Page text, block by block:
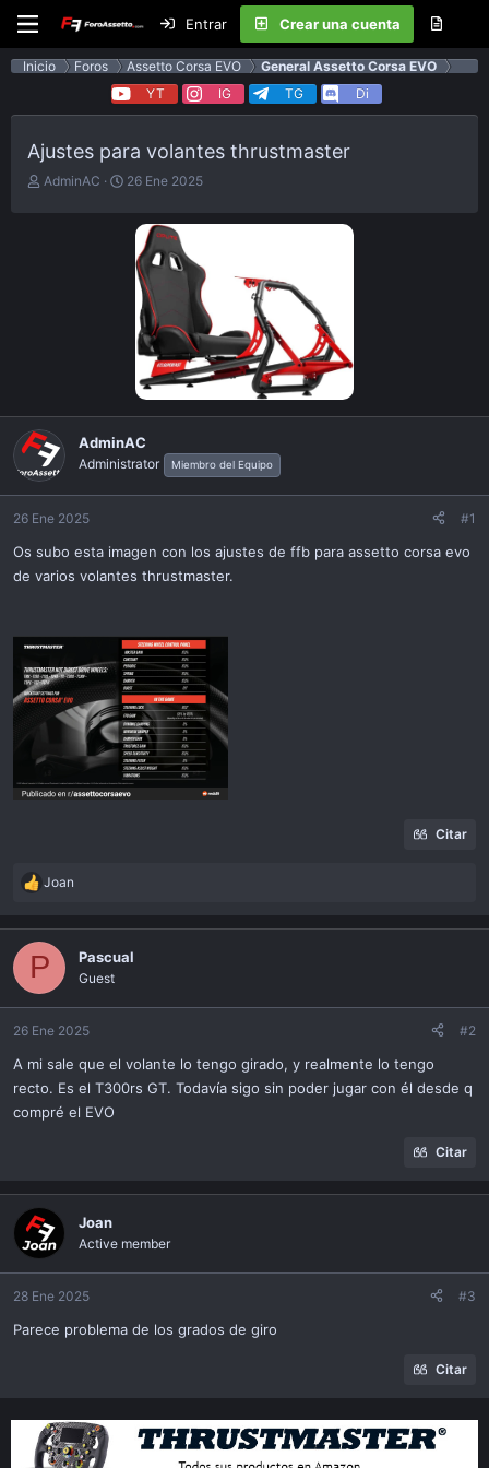
Entrar Crear una cuenta
Inicio Foros Assetto Corsa EVO
General Assetto Corsa EVO
YT
IG TG Di
Ajustes para volantes thrustmaster
E
AdminAC
F
c
a
ó
26 Ene 2025
AdminAC
Administrator Miembro del Equipo
26 Ene 2025 #1
Os subo esta imagen con los ajustes de ffb para assetto corsa evo
de varios volantes thrustmaster.
Citar
R
a
c
i
o
n
:
Joan
P Pascual
Guest
26 Ene 2025 #2
A mi sale que el volante lo tengo girado, y realmente lo tengo
recto. Es el T300rs GT. Todavía sigo sin poder jugar con él desde q
compré el EVO
Citar
Joan
Active member
28 Ene 2025 #3
Parece problema de los grados de giro
Citar